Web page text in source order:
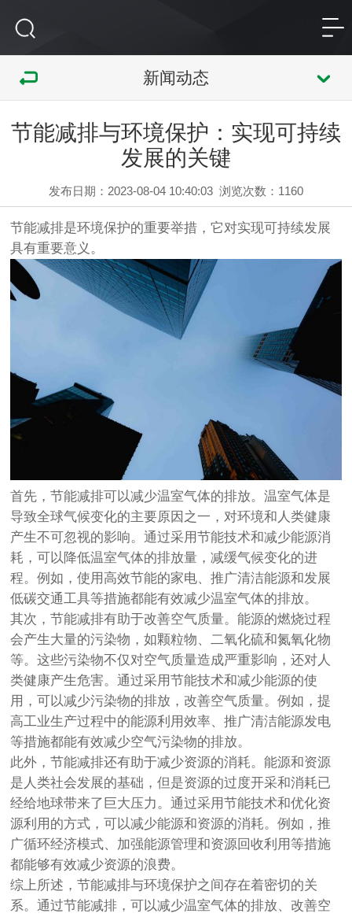
新闻动态
节能减排与环境保护：实现可持续
发展的关键
发布日期：2023-08-04 10:40:03 浏览次数： 1160
节能减排是环境保护的重要举措，它对实现可持续发展
具有重要意义。
首先，节能减排可以减少温室气体的排放。温室气体是
导致全球气候变化的主要原因之一，对环境和人类健康
产生不可忽视的影响。通过采用节能技术和减少能源消
耗，可以降低温室气体的排放量，减缓气候变化的进
程。例如，使用高效节能的家电、推广清洁能源和发展
低碳交通工具等措施都能有效减少温室气体的排放。
其次，节能减排有助于改善空气质量。能源的燃烧过程
会产生大量的污染物，如颗粒物、二氧化硫和氮氧化物
等。这些污染物不仅对空气质量造成严重影响，还对人
类健康产生危害。通过采用节能技术和减少能源的使
用，可以减少污染物的排放，改善空气质量。例如，提
高工业生产过程中的能源利用效率、推广清洁能源发电
等措施都能有效减少空气污染物的排放。
此外，节能减排还有助于减少资源的消耗。能源和资源
是人类社会发展的基础，但是资源的过度开采和消耗已
经给地球带来了巨大压力。通过采用节能技术和优化资
源利用的方式，可以减少能源和资源的消耗。例如，推
广循环经济模式、加强能源管理和资源回收利用等措施
都能够有效减少资源的浪费。
综上所述，节能减排与环境保护之间存在着密切的关
系。通过节能减排，可以减少温室气体的排放、改善空